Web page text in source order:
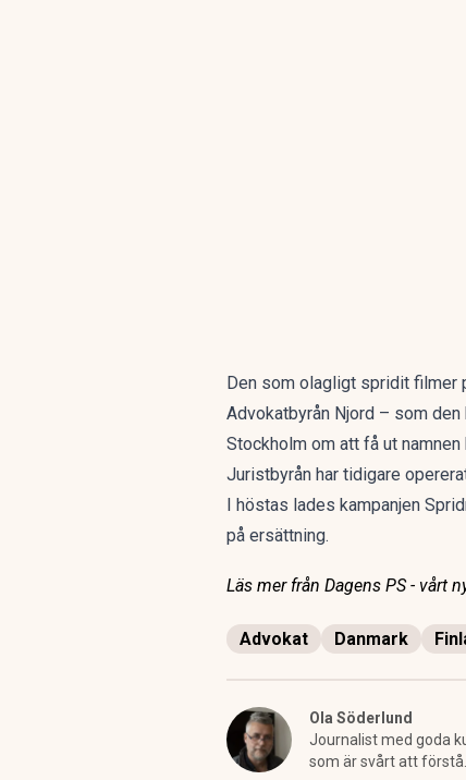
Den som olagligt spridit filmer
Advokatbyrån Njord – som
Stockholm om att få ut
Juristbyrån har tidigare
I höstas lades kampanjen
på ersättning.
Läs mer från Dagens PS - vårt
Advokat Danmark
Ola Söderlund
Journalist med goda
som är svårt att förstå.